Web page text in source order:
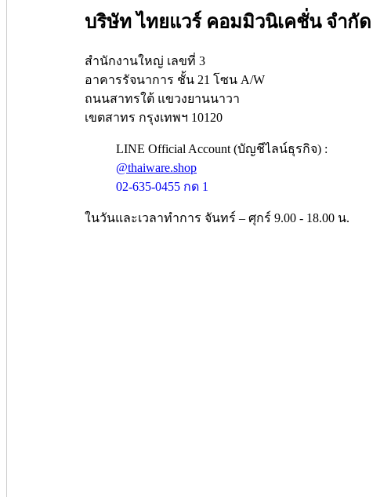
บริษัท ไทยแวร์ คอมมิวนิเคชั่น จำกัด
สำนักงานใหญ่ เลขที่ 3
อาคารรัจนาการ ชั้น 21 โซน A/W
ถนนสาทรใต้ แขวงยานนาวา
เขตสาทร กรุงเทพฯ 10120
LINE Official Account (บัญชีไลน์ธุรกิจ) :
@thaiware.shop
02-635-0455 กด 1
ในวันและเวลาทำการ จันทร์ – ศุกร์ 9.00 - 18.00 น.